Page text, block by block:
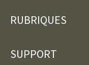
Pied
RUBRIQUES
SUPPORT